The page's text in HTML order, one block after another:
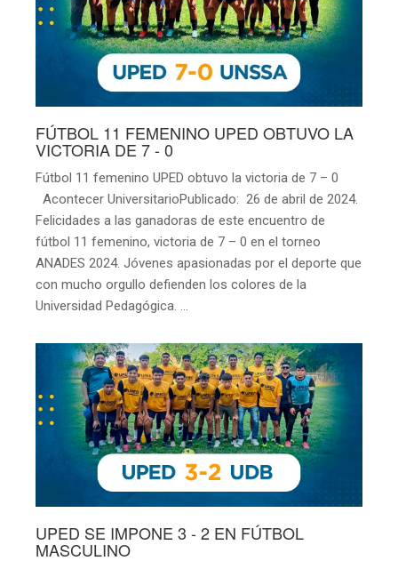
FÚTBOL 11 FEMENINO UPED OBTUVO LA
VICTORIA DE 7 - 0
Fútbol 11 femenino UPED obtuvo la victoria de 7 – 0
Acontecer UniversitarioPublicado: 26 de abril de 2024.
Felicidades a las ganadoras de este encuentro de
fútbol 11 femenino, victoria de 7 – 0 en el torneo
ANADES 2024. Jóvenes apasionadas por el deporte que
con mucho orgullo defienden los colores de la
Universidad Pedagógica. …
UPED SE IMPONE 3 - 2 EN FÚTBOL
MASCULINO